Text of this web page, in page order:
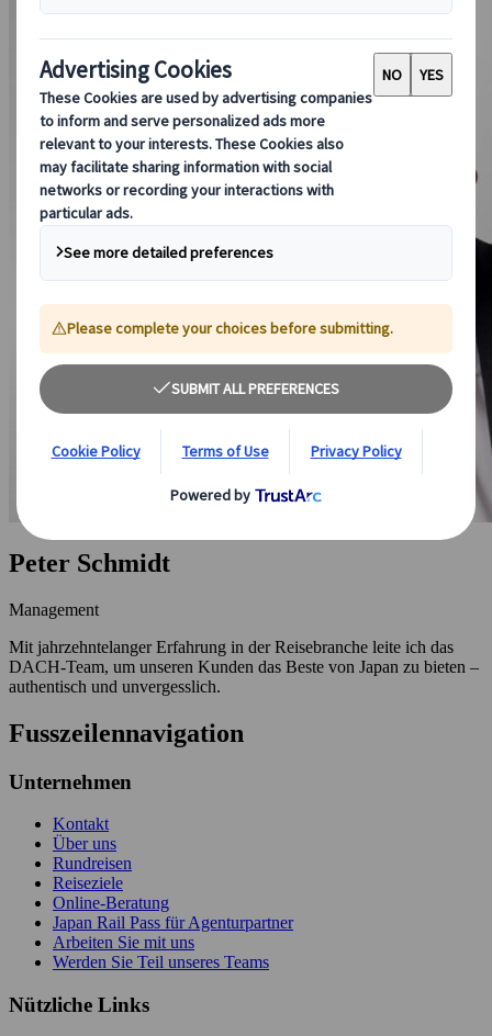
Peter Schmidt
Management
Mit jahrzehntelanger Erfahrung in der Reisebranche leite ich das
DACH-Team, um unseren Kunden das Beste von Japan zu bieten –
authentisch und unvergesslich.
Fusszeilennavigation
Unternehmen
Kontakt
Über uns
Rundreisen
Reiseziele
Online-Beratung
Japan Rail Pass für Agenturpartner
Arbeiten Sie mit uns
Werden Sie Teil unseres Teams
Nützliche Links